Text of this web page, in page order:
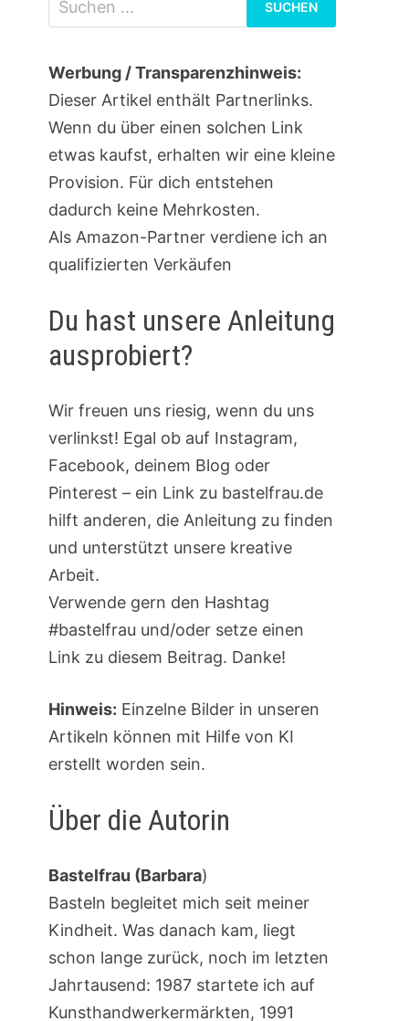
nach:
Werbung / Transparenzhinweis:
Dieser Artikel enthält Partnerlinks.
Wenn du über einen solchen Link
etwas kaufst, erhalten wir eine kleine
Provision. Für dich entstehen
dadurch keine Mehrkosten.
Als Amazon-Partner verdiene ich an
qualifizierten Verkäufen
Du hast unsere Anleitung
ausprobiert?
Wir freuen uns riesig, wenn du uns
verlinkst! Egal ob auf Instagram,
Facebook, deinem Blog oder
Pinterest – ein Link zu bastelfrau.de
hilft anderen, die Anleitung zu finden
und unterstützt unsere kreative
Arbeit.
Verwende gern den Hashtag
#bastelfrau und/oder setze einen
Link zu diesem Beitrag. Danke!
Hinweis: Einzelne Bilder in unseren
Artikeln können mit Hilfe von KI
erstellt worden sein.
Über die Autorin
Bastelfrau (Barbara)
Basteln begleitet mich seit meiner
Kindheit. Was danach kam, liegt
schon lange zurück, noch im letzten
Jahrtausend: 1987 startete ich auf
Kunsthandwerkermärkten, 1991